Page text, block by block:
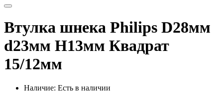
Втулка шнека Philips D28мм
d23мм H13мм Квадрат
15/12мм
Наличие: Есть в наличии